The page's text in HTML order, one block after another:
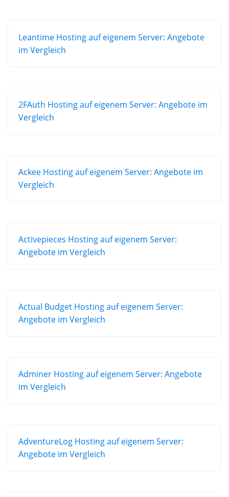
Leantime Hosting auf eigenem Server: Angebote
im Vergleich
2FAuth Hosting auf eigenem Server: Angebote im
Vergleich
Ackee Hosting auf eigenem Server: Angebote im
Vergleich
Activepieces Hosting auf eigenem Server:
Angebote im Vergleich
Actual Budget Hosting auf eigenem Server:
Angebote im Vergleich
Adminer Hosting auf eigenem Server: Angebote
im Vergleich
AdventureLog Hosting auf eigenem Server:
Angebote im Vergleich